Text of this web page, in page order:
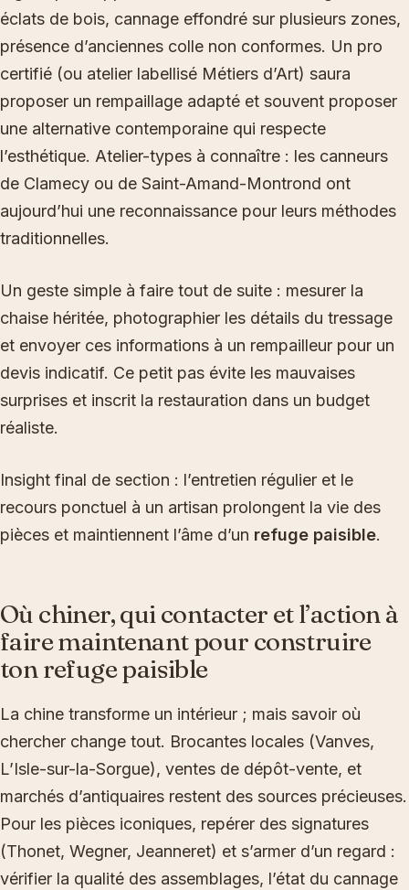
éclats de bois, cannage effondré sur plusieurs zones,
présence d’anciennes colle non conformes. Un pro
certifié (ou atelier labellisé Métiers d’Art) saura
proposer un rempaillage adapté et souvent proposer
une alternative contemporaine qui respecte
l’esthétique. Atelier-types à connaître : les canneurs
de Clamecy ou de Saint-Amand-Montrond ont
aujourd’hui une reconnaissance pour leurs méthodes
traditionnelles.
Un geste simple à faire tout de suite : mesurer la
chaise héritée, photographier les détails du tressage
et envoyer ces informations à un rempailleur pour un
devis indicatif. Ce petit pas évite les mauvaises
surprises et inscrit la restauration dans un budget
réaliste.
Insight final de section : l’entretien régulier et le
recours ponctuel à un artisan prolongent la vie des
pièces et maintiennent l’âme d’un refuge paisible.
Où chiner, qui contacter et l’action à
faire maintenant pour construire
ton refuge paisible
La chine transforme un intérieur ; mais savoir où
chercher change tout. Brocantes locales (Vanves,
L’Isle-sur-la-Sorgue), ventes de dépôt-vente, et
marchés d’antiquaires restent des sources précieuses.
Pour les pièces iconiques, repérer des signatures
(Thonet, Wegner, Jeanneret) et s’armer d’un regard :
vérifier la qualité des assemblages, l’état du cannage